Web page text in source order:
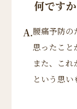
何ですか
A.腰痛予防の
思ったこと
また、こ
という思い